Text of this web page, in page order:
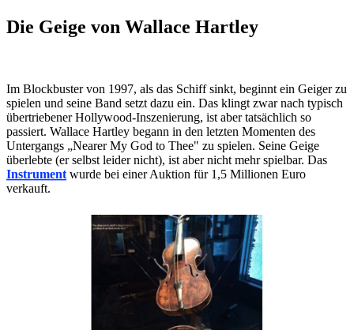
Die Geige von Wallace Hartley
Im Blockbuster von 1997, als das Schiff sinkt, beginnt ein Geiger zu
spielen und seine Band setzt dazu ein. Das klingt zwar nach typisch
übertriebener Hollywood-Inszenierung, ist aber tatsächlich so
passiert. Wallace Hartley begann in den letzten Momenten des
Untergangs „Nearer My God to Thee" zu spielen. Seine Geige
überlebte (er selbst leider nicht), ist aber nicht mehr spielbar. Das
Instrument wurde bei einer Auktion für 1,5 Millionen Euro
verkauft.